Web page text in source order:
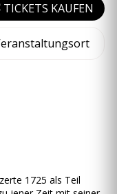
TICKETS KAUFEN
1725 als Teil